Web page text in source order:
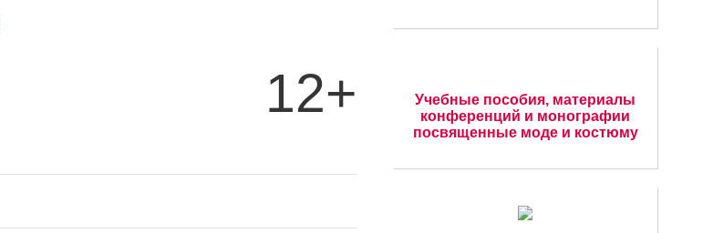
12+
Учебные пособия, материалы
конференций и монографии
посвященные моде и костюму